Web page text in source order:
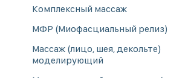
Комплексный массаж
МФР (Миофасциальный релиз)
Массаж (лицо, шея, декольте)
моделирующий